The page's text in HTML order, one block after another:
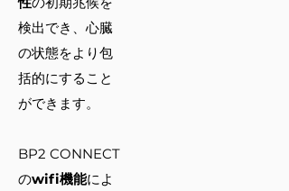
検出でき、心臓
の状態をより包
括的にすること
ができます。
BP2 CONNECT
のwifi機能によ